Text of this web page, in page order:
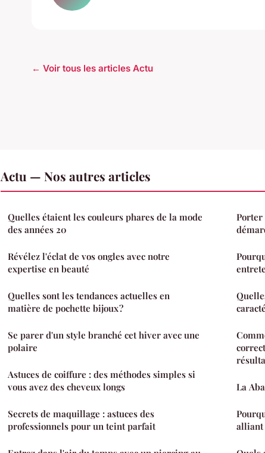
← Voir tous les articles Actu
Actu — Nos autres articles
Quelles étaient les couleurs phares de la mode
des années 20
Révélez l'éclat de vos ongles avec notre
expertise en beauté
Quelles sont les tendances actuelles en
matière de pochette bijoux ?
Se parer d'un style branché cet hiver avec une
polaire
Astuces de coiffure : des méthodes simples si
vous avez des cheveux longs
Secrets de maquillage : astuces des
professionnels pour un teint parfait
Porter
La
alliant